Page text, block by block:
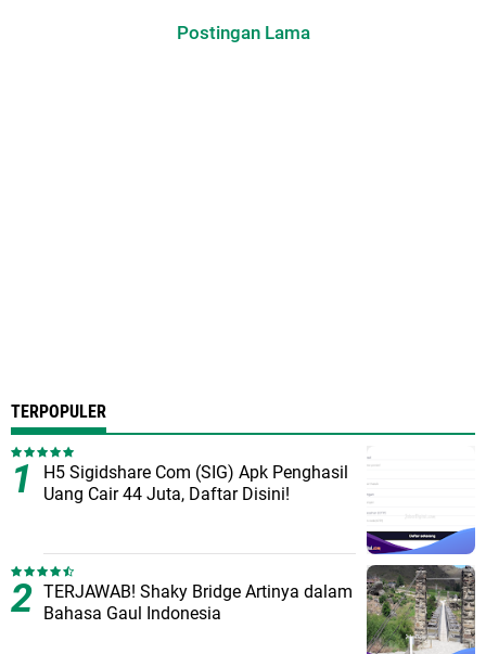
Postingan Lama
TERPOPULER
H5 Sigidshare Com (SIG) Apk Penghasil
Uang Cair 44 Juta, Daftar Disini!
TERJAWAB! Shaky Bridge Artinya dalam
Bahasa Gaul Indonesia